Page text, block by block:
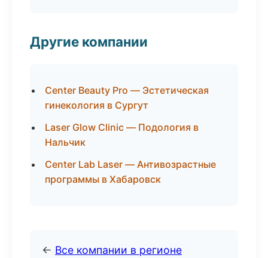
Другие компании
Center Beauty Pro — Эстетическая
гинекология в Сургут
Laser Glow Clinic — Подология в
Нальчик
Center Lab Laser — Антивозрастные
программы в Хабаровск
← Все компании в регионе